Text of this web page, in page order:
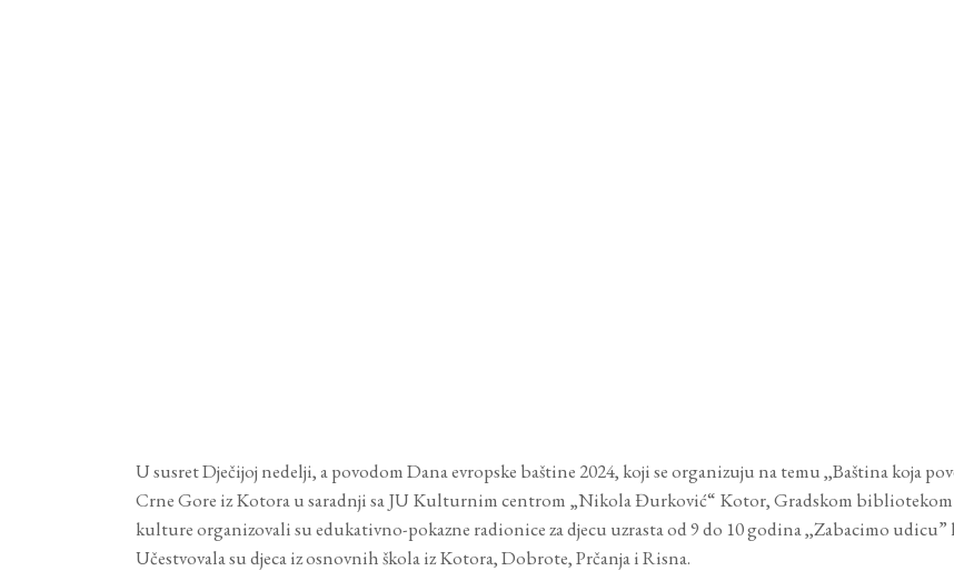
U susret Dječijoj nedelji, a povodom Dana evropske baštine 2024, koji se organizuju na temu ,,Baština koja
Crne Gore iz Kotora u saradnji sa JU Kulturnim centrom „Nikola Đurković“ Kotor, Gradskom
kulture organizovali su edukativno-pokazne radionice za djecu uzrasta od 9 do 10 godina ,,Zabacimo udicu”
Učestvovala su djeca iz osnovnih škola iz Kotora, Dobrote, Prčanja i Risna.